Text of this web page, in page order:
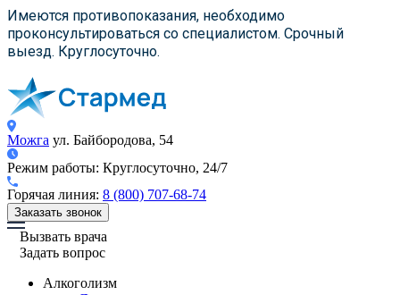
Имеются противопоказания, необходимо
проконсультироваться со специалистом. Срочный
выезд. Круглосуточно.
Можга ул. Байбородова, 54
Режим работы: Круглосуточно, 24/7
Горячая линия: 8 (800) 707-68-74
Заказать звонок
Вызвать врача
Задать вопрос
Алкоголизм